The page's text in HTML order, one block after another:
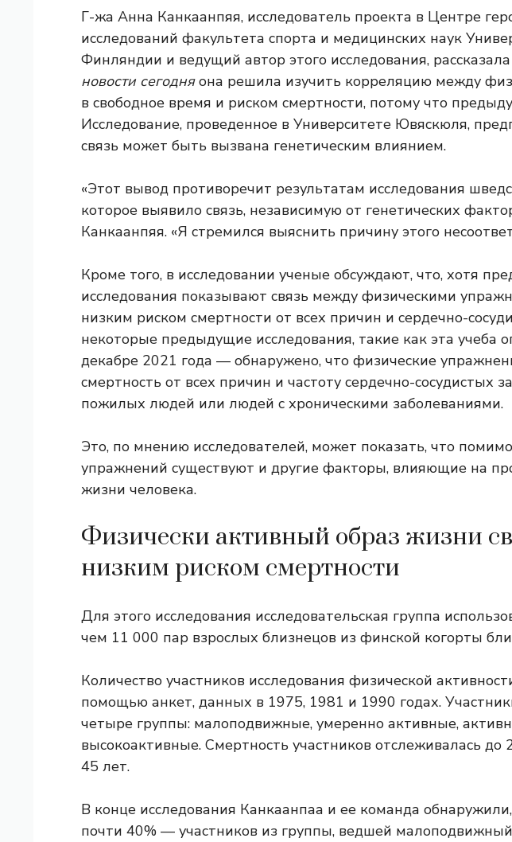
Г-жа Анна Канкаанпяя, исследователь проекта в Центре
исследований факультета спорта и медицинских наук
Финляндии и ведущий автор этого исследования, рассказала
новости сегодняона решила изучить корреляцию между
в свободное время и риском смертности, потому что
Исследование, проведенное в Университете Ювяскюля,
связь может быть вызвана генетическим влиянием.
«Этот вывод противоречит результатам исследования
которое выявило связь, независимую от генетических
Канкаанпяя. «Я стремился выяснить причину этого
Кроме того, в исследовании ученые обсуждают, что, хотя
исследования показывают связь между физическими
низким риском смертности от всех причин и сердечно-
некоторые предыдущие исследования, такие как эта учеба
декабре 2021 года — обнаружено, что физические
смертность от всех причин и частоту сердечно-сосудистых
пожилых людей или людей с хроническими заболеваниями.
Это, по мнению исследователей, может показать, что
упражнений существуют и другие факторы, влияющие на
жизни человека.
Физически активный образ жизни
низким риском смертности
Для этого исследования исследовательская группа
чем 11 000 пар взрослых близнецов из финской когорты
Количество участников исследования физической
помощью анкет, данных в 1975, 1981 и 1990 годах.
четыре группы: малоподвижные, умеренно активные,
высокоактивные. Смертность участников отслеживалась до
45 лет.
В конце исследования Канкаанпаа и ее команда
почти 40% — участников из группы, ведшей